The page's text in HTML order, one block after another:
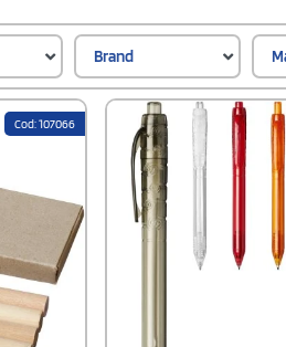
Brand
Cod: 107066